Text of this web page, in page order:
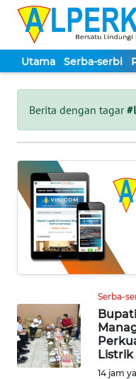
Utama Serba-serbi
Berita dengan tagar
Serba-
Listrik
14 jam
Tutup
UTAMA
SERBA-
SERBI
PERISTIWA
TOKOH
Informasi
INDEKS
BERITA